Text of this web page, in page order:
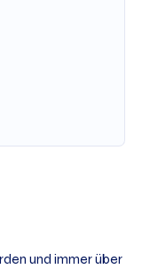
und immer über